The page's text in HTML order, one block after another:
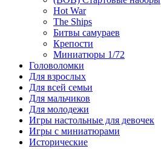
Hot War
The Ships
Битвы самураев
Крепости
Миниатюры 1/72
Головоломки
Для взрослых
Для всей семьи
Для мальчиков
Для молодежи
Игры настольные для девочек
Игры с миниатюрами
Исторические